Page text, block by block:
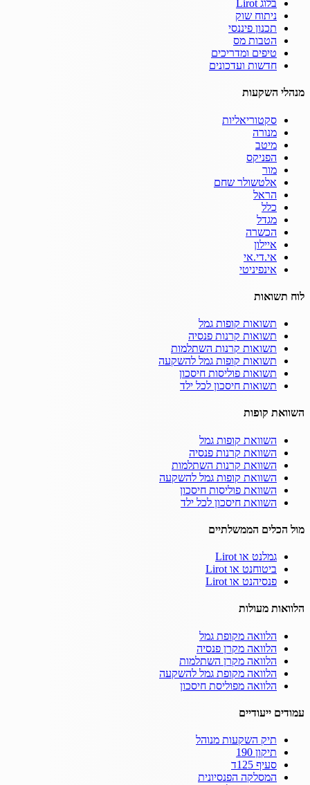
בלוג Lirot
ניתוח שוק
תכנון פיננסי
הטבות מס
טיפים ומדריכים
חדשות ועדכונים
מנהלי השקעות
סקטוריאליות
מנורה
מיטב
הפניקס
מור
אלטשולר שחם
הראל
כלל
מגדל
הכשרה
איילון
אי.די.אי
אינפיניטי
לוח תשואות
תשואות קופות גמל
תשואות קרנות פנסיה
תשואות קרנות השתלמות
תשואות קופות גמל להשקעה
תשואות פוליסות חיסכון
תשואות חיסכון לכל ילד
השוואת קופות
השוואת קופות גמל
השוואת קרנות פנסיה
השוואת קרנות השתלמות
השוואת קופות גמל להשקעה
השוואת פוליסות חיסכון
השוואת חיסכון לכל ילד
מול הכלים הממשלתיים
גמלנט או Lirot
ביטוחנט או Lirot
פנסיהנט או Lirot
הלוואות מעולות
הלוואה מקופת גמל
הלוואה מקרן פנסיה
הלוואה מקרן השתלמות
הלוואה מקופת גמל להשקעה
הלוואה מפוליסת חיסכון
עמודים ייעודיים
תיק השקעות מנוהל
תיקון 190
סעיף 125ד
המסלקה הפנסיונית